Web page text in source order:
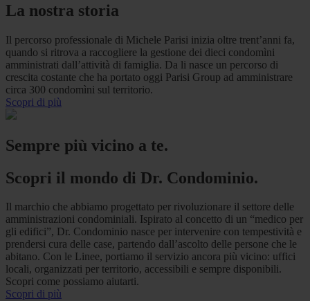
La nostra storia
Il percorso professionale di Michele Parisi inizia oltre trent’anni fa,
quando si ritrova a raccogliere la gestione dei dieci condomìni
amministrati dall’attività di famiglia. Da li nasce un percorso di
crescita costante che ha portato oggi Parisi Group ad amministrare
circa 300 condomìni sul territorio.
Scopri di più
Sempre più vicino a te.
Scopri il mondo di Dr. Condominio.
Il marchio che abbiamo progettato per rivoluzionare il settore delle
amministrazioni condominiali. Ispirato al concetto di un “medico per
gli edifici”, Dr. Condominio nasce per intervenire con tempestività e
prendersi cura delle case, partendo dall’ascolto delle persone che le
abitano. Con le Linee, portiamo il servizio ancora più vicino: uffici
locali, organizzati per territorio, accessibili e sempre disponibili.
Scopri come possiamo aiutarti.
Scopri di più